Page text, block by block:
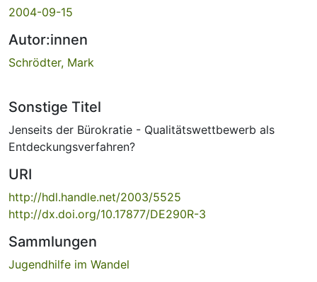
2004-09-15
Autor:innen
Schrödter, Mark
Sonstige Titel
Jenseits der Bürokratie - Qualitätswettbewerb als
Entdeckungsverfahren?
URI
http://hdl.handle.net/2003/5525
http://dx.doi.org/10.17877/DE290R-3
Sammlungen
Jugendhilfe im Wandel